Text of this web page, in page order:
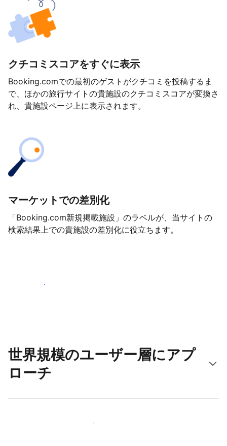
クチコミスコアをすぐに表示
Booking.comでの最初のゲストがクチコミを投稿するま
で、ほかの旅行サイトの貴施設のクチコミスコアが変換さ
れ、貴施設ページ上に表示されます。
マーケットでの差別化
「Booking.com新規掲載施設」のラベルが、当サイトの
検索結果上での貴施設の差別化に役立ちます。
さっそく始める
世界規模のユーザー層にアプ
ローチ
新しいユーザー層に今すぐアプローチする